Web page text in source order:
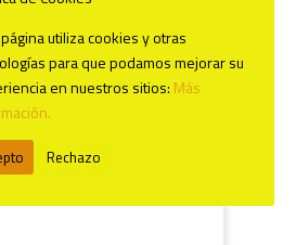
recientes
utiliza cookies y otras
para que podamos mejorar su
en nuestros sitios: Más
Rechazo